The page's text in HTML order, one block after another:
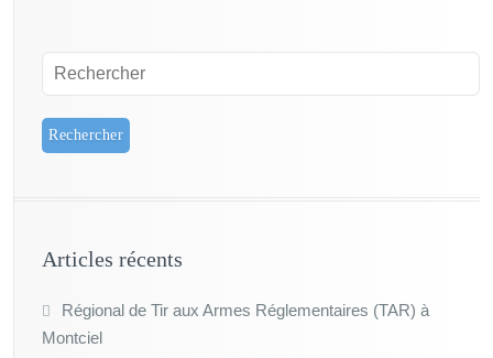
Articles récents
Régional de Tir aux Armes Réglementaires (TAR) à
Montciel